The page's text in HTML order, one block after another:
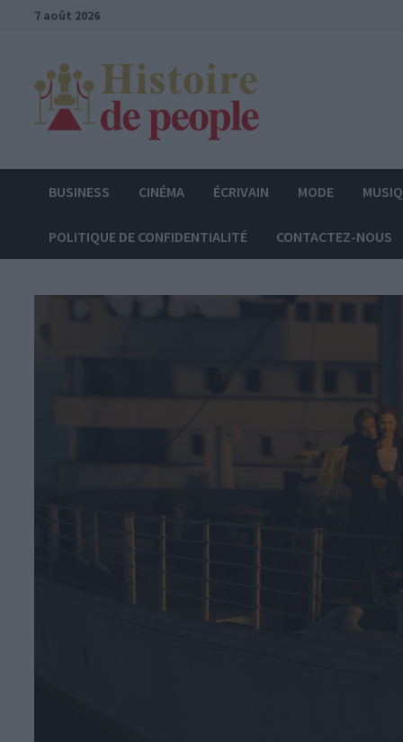
Passer7 août 2026
BUSINESS CINÉMA ÉCRIVAIN MODE
POLITIQUE DE CONFIDENTIALITÉ CONTACTEZ-NOUS